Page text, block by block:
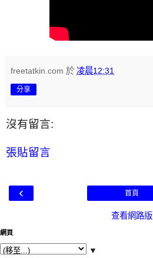
freetatkin.com 於 凌晨12:31
分享
沒有留言:
張貼留言
‹ 首頁
查看網路版
網頁
▼